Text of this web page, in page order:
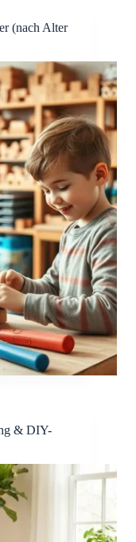
(nach Alter
& DIY-